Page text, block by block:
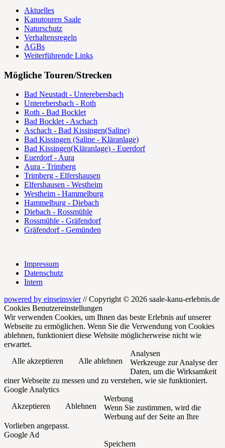
Aktuelles
Kanutouren Saale
Naturschutz
Verhaltensregeln
AGBs
Weiterführende Links
Mögliche Touren/Strecken
Bad Neustadt - Unterebersbach
Unterebersbach - Roth
Roth - Bad Bocklet
Bad Bocklet - Aschach
Aschach - Bad Kissingen(Saline)
Bad Kissingen (Saline - Kläranlage)
Bad Kissingen(Kläranlage) - Euerdorf
Euerdorf - Aura
Aura - Trimberg
Trimberg - Elfershausen
Elfershausen - Westheim
Westheim - Hammelburg
Hammelburg - Diebach
Diebach - Rossmühle
Rossmühle - Gräfendorf
Gräfendorf - Gemünden
Impressum
Datenschutz
Intern
powered by einseinsvier// Copyright © 2026 saale-kanu-erlebnis.de
Cookies Benutzereinstellungen
Wir verwenden Cookies, um Ihnen das beste Erlebnis auf unserer
Webseite zu ermöglichen. Wenn Sie die Verwendung von Cookies
ablehnen, funktioniert diese Website möglicherweise nicht wie
erwartet.
Alle akzeptieren
Alle ablehnen
Analysen
Werkzeuge zur Analyse der
Daten, um die Wirksamkeit
einer Webseite zu messen und zu verstehen, wie sie funktioniert.
Google Analytics
Akzeptieren
Ablehnen
Werbung
Wenn Sie zustimmen, wird die
Werbung auf der Seite an Ihre
Vorlieben angepasst.
Google Ad
Speichern